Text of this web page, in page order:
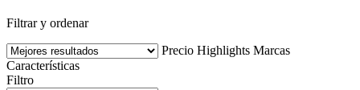
Filtrar y ordenar
Precio Highlights Marcas
Características
Filtro